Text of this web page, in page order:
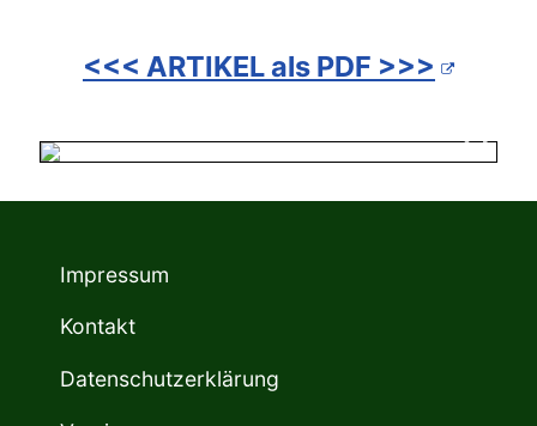
<<< ARTIKEL als PDF >>>
Impressum
Kontakt
Datenschutzerklärung